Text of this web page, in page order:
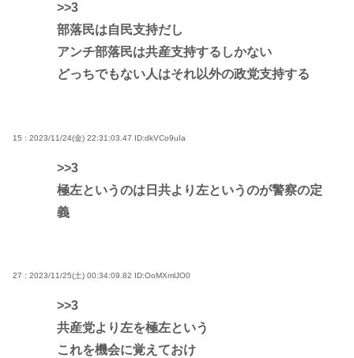
>>3
部落民は自民支持だし
アンチ部落民は共産支持するしかない
どっちでもない人はそれ以外の政党支持する
15 : 2023/11/24(金) 22:31:03.47 ID:dkVCo9uIa
>>3
極左というのは日共より左というのが警察の定
義
27 : 2023/11/25(土) 00:34:09.82 ID:OoMXmlJO0
>>3
共産党より左を極左という
これを機会に覚えておけ